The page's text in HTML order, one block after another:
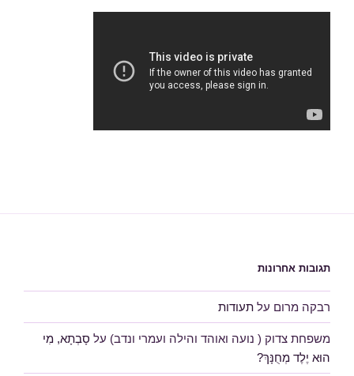
תגובות אחרונות
רבקה מרום על תעודות
משפחת צדוק ( נועה ואוהד והילה ועמרי ונדב) על סָבְתָא, מִי
הוּא יֶלֶד מְחֻנָּךְ?